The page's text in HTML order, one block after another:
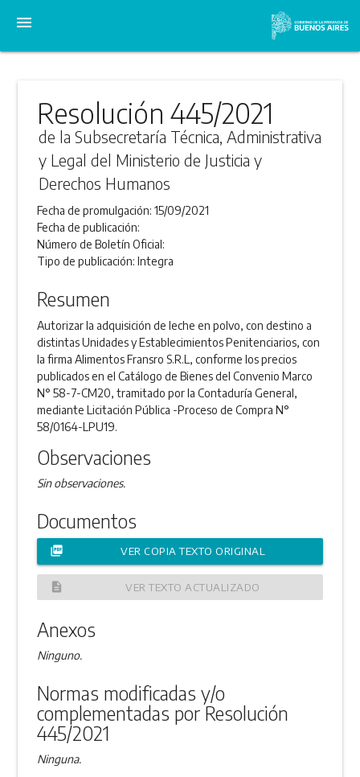
menu
Resolución 445/2021
de la Subsecretaría Técnica, Administrativa
y Legal del Ministerio de Justicia y
Derechos Humanos
Fecha de promulgación:15/09/2021
Fecha de publicación:
Número de Boletín Oficial:
Tipo de publicación:Integra
Resumen
Autorizar la adquisición de leche en polvo, con destino a
distintas Unidades y Establecimientos Penitenciarios, con
la firma Alimentos Fransro S.R.L, conforme los precios
publicados en el Catálogo de Bienes del Convenio Marco
N° 58-7-CM20, tramitado por la Contaduría General,
mediante Licitación Pública -Proceso de Compra N°
58/0164-LPU19.
Observaciones
Sin observaciones.
Documentos
picture_as_pdf VER COPIA TEXTO ORIGINAL
description VER TEXTO ACTUALIZADO
Anexos
Ninguno.
Normas modificadas y/o
complementadas por Resolución
445/2021
Ninguna.